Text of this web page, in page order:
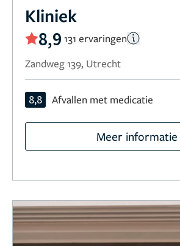
Kliniek
8,9 131 ervaringen
Zandweg 139, Utrecht
8,8 Afvallen met medicatie
Meer informatie